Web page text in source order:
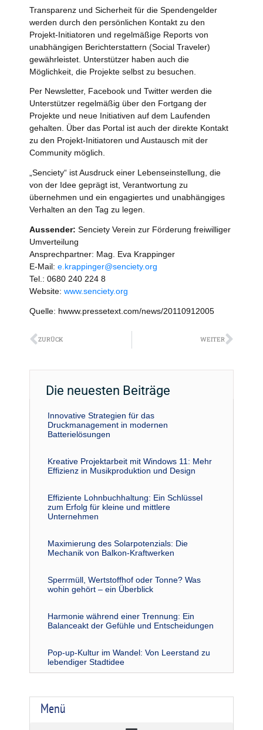
Transparenz und Sicherheit für die Spendengelder
werden durch den persönlichen Kontakt zu den
Projekt-Initiatoren und regelmäßige Reports von
unabhängigen Berichterstattern (Social Traveler)
gewährleistet. Unterstützer haben auch die
Möglichkeit, die Projekte selbst zu besuchen.
Per Newsletter, Facebook und Twitter werden die
Unterstützer regelmäßig über den Fortgang der
Projekte und neue Initiativen auf dem Laufenden
gehalten. Über das Portal ist auch der direkte Kontakt
zu den Projekt-Initiatoren und Austausch mit der
Community möglich.
„Senciety“ ist Ausdruck einer Lebenseinstellung, die
von der Idee geprägt ist, Verantwortung zu
übernehmen und ein engagiertes und unabhängiges
Verhalten an den Tag zu legen.
Aussender: Senciety Verein zur Förderung freiwilliger
Umverteilung
Ansprechpartner: Mag. Eva Krappinger
E-Mail: e.krappinger@senciety.org
Tel.: 0680 240 224 8
Website: www.senciety.org
Quelle: hwww.pressetext.com/news/20110912005
Zurück
ZURÜCK WEITER
Die neuesten Beiträge
Innovative Strategien für das
Druckmanagement in modernen
Batterielösungen
Kreative Projektarbeit mit Windows 11: Mehr
Effizienz in Musikproduktion und Design
Effiziente Lohnbuchhaltung: Ein Schlüssel
zum Erfolg für kleine und mittlere
Unternehmen
Maximierung des Solarpotenzials: Die
Mechanik von Balkon-Kraftwerken
Sperrmüll, Wertstoffhof oder Tonne? Was
wohin gehört – ein Überblick
Harmonie während einer Trennung: Ein
Balanceakt der Gefühle und Entscheidungen
Pop-up-Kultur im Wandel: Von Leerstand zu
lebendiger Stadtidee
Menü